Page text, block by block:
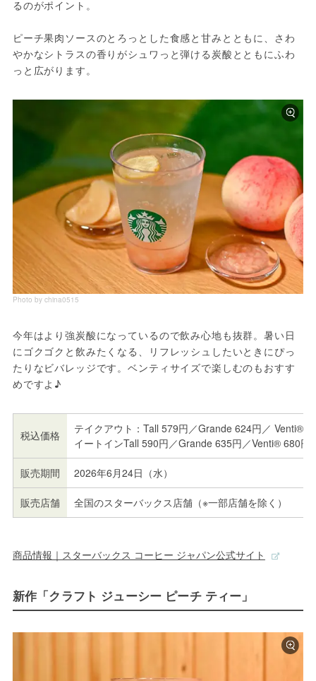
るのがポイント。
ピーチ果肉ソースのとろっとした食感と甘みとともに、さわ
やかなシトラスの香りがシュワっと弾ける炭酸とともにふわ
っと広がります。
Photo by china0515
今年はより強炭酸になっているので飲み心地も抜群。暑い日
にゴクゴクと飲みたくなる、リフレッシュしたいときにぴっ
たりなビバレッジです。ベンティサイズで楽しむのもおすす
めですよ♪
税込価格
テイクアウト：Tall 579円／Grande 624円／ Venti®
イートインTall 590円／Grande 635円／Venti® 680円
販売期間 2026年6月24日（水）
販売店舗 全国のスターバックス店舗（※一部店舗を除く）
商品情報｜スターバックス コーヒー ジャパン公式サイト
新作「クラフト ジューシー ピーチ ティー」